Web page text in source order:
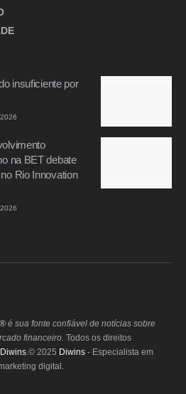
insuficiente por
na BET debate
Rio Innovation
é sua fonte confiável de notícias sobre
financeiro. Todos os direitos
Diwins .© 2025 Diwins - Especialista em
digital.